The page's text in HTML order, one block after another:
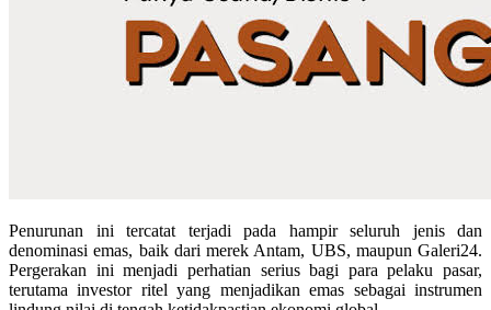
Penurunan ini tercatat terjadi pada hampir seluruh jenis dan
denominasi emas, baik dari merek Antam, UBS, maupun Galeri24.
Pergerakan ini menjadi perhatian serius bagi para pelaku pasar,
terutama investor ritel yang menjadikan emas sebagai instrumen